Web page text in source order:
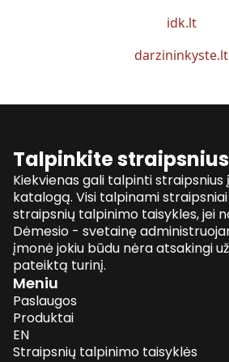
idk.lt
darzininkyste.lt
Talpinkite straipsnius
Kiekvienas gali talpinti straipsnius
katalogą. Visi talpinami
straipsnių talpinimo taisykles, jei
Dėmesio - svetainę
įmonė jokiu būdu nėra atsakingi
pateiktą turinį.
Meniu
Paslaugos
Produktai
EN
Straipsnių talpinimo taisyklės